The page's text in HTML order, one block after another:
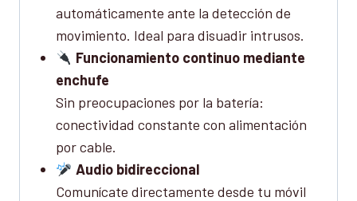
automáticamente ante la detección de
movimiento. Ideal para disuadir intrusos.
Funcionamiento continuo mediante
enchufe
Sin preocupaciones por la batería:
conectividad constante con alimentación
por cable.
Audio bidireccional
Comunícate directamente desde tu móvil